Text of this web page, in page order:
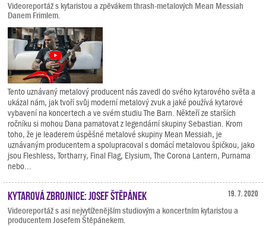
Videoreportáž s kytaristou a zpěvákem thrash-metalových Mean Messiah
Danem Frimlem.
Tento uznávaný metalový producent nás zavedl do svého kytarového světa a
ukázal nám, jak tvoří svůj moderní metalový zvuk a jaké používá kytarové
vybavení na koncertech a ve svém studiu The Barn. Někteří ze starších
ročníku si mohou Dana pamatovat z legendární skupiny Sebastian. Krom
toho, že je leaderem úspěšné metalové skupiny Mean Messiah, je
uznávaným producentem a spolupracoval s domácí metalovou špičkou, jako
jsou Fleshless, Tortharry, Final Flag, Elysium, The Corona Lantern, Purnama
nebo...
19. 7. 2020
Kytarová zbrojnice: Josef Štěpánek
Videoreportáž s asi nejvytíženějším studiovým a koncertním kytaristou a
producentem Josefem Štěpánekem.